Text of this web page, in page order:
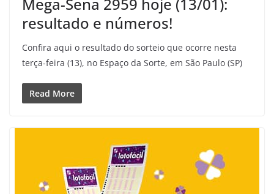
resultado e números!
Confira aqui o resultado do sorteio que ocorre nesta
terça-feira (13), no Espaço da Sorte, em São Paulo (SP)
Read More